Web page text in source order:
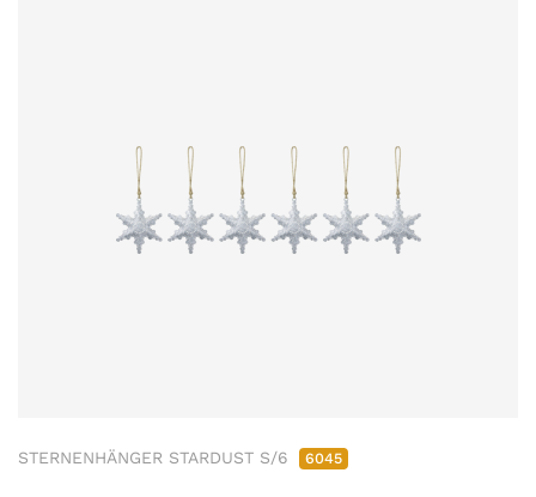
STERNENHÄNGER STARDUST S/6 6045